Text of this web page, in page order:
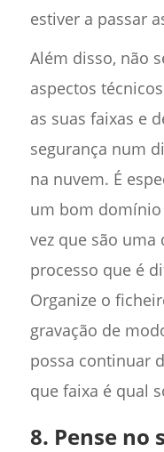
estiver a passar
Além disso, não
aspectos
as suas faixas e
segurança num
na nuvem. É
um bom
vez que são uma
processo que é
Organize o
gravação de
possa continuar
que faixa é qual
8. Pense no